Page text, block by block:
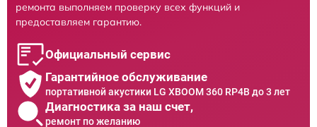
ремонта выполняем проверку всех функций и
предоставляем гарантию.
Официальный сервис
Гарантийное обслуживание
портативной акустики LG XBOOM 360 RP4B до 3 лет
Диагностика за наш счет,
ремонт по желанию